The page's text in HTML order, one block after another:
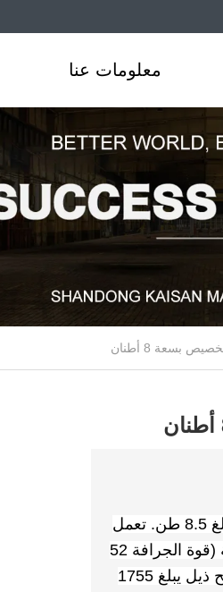
معلومات عنا
KAISAN KN80-9 حفارة زاحفة متينة وموفرة للمساحة، بوزن تشغيلي يبلغ 8.5 طن. تعمل
بمحرك يانمار الموفر للوقود بقوة 54.3 كيلوواط، وتوفر قدرات حفر فائقة (قوة الجرافة 52
كيلو نيوتن، قوة الذراع 64 كيلو نيوتن) ورشاقة فائقة، مع نصف قطر تأرجح ذيل يبلغ 1755